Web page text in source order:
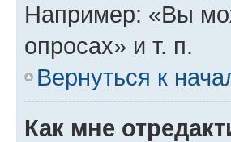
Например: «Вы
опросах» и т. п.
Вернуться к
Как мне